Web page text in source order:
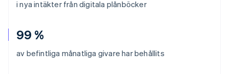
i nya intäkter från digitala plånböcker
99 %
av befintliga månatliga givare har behållits